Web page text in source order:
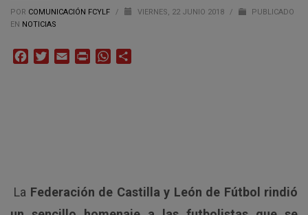
POR COMUNICACIÓN FCYLF / VIERNES, 22 JUNIO 2018 /
PUBLICADO
EN NOTICIAS
FacebookTwitterEmail Print WhatsApp
La Federación de Castilla y León de Fútbol rindió